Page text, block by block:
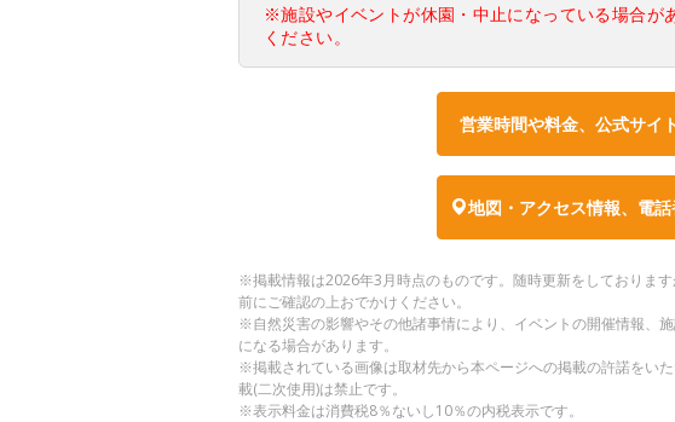
※施設やイベントが休園・中止になっている場合が
ください。
営業時間や料金、公式サイ
地図・アクセス情報、電
※掲載情報は2026年3月時点のものです。随時更新をしておりま
前にご確認の上おでかけください。
※自然災害の影響やその他諸事情により、イベントの開催情報、
になる場合があります。
※掲載されている画像は取材先から本ページへの掲載の許諾をい
載(二次使用)は禁止です。
※表示料金は消費税8％ないし10％の内税表示です。